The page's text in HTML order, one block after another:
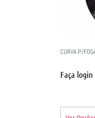
CURVA P/
Faça